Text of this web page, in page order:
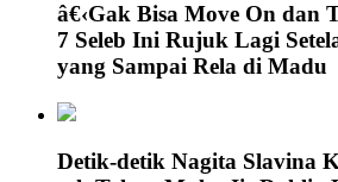
â€‹Gak Bisa Move On dan
7 Seleb Ini Rujuk Lagi
yang Sampai Rela di Madu
Detik-detik Nagita Slavina